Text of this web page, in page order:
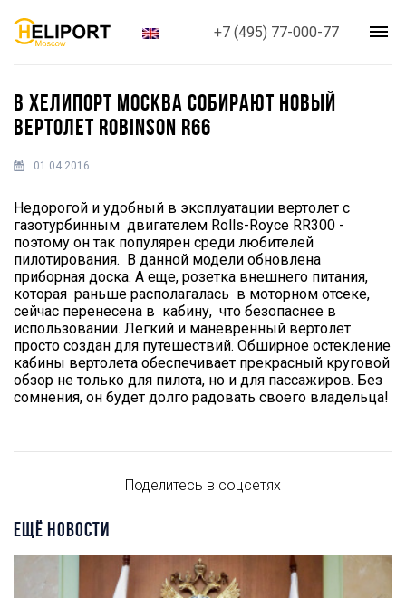
+7 (495) 77-000-77
В ХЕЛИПОРТ МОСКВА СОБИРАЮТ НОВЫЙ
ВЕРТОЛЕТ ROBINSON R66
01.04.2016
Недорогой и удобный в эксплуатации вертолет с
газотурбинным двигателем Rolls-Royce RR300 -
поэтому он так популярен среди любителей
пилотирования. В данной модели обновлена
приборная доска. А еще, розетка внешнего питания,
которая раньше располагалась в моторном отсеке,
сейчас перенесена в кабину, что безопаснее в
использовании. Легкий и маневренный вертолет
просто создан для путешествий. Обширное остекление
кабины вертолета обеспечивает прекрасный круговой
обзор не только для пилота, но и для пассажиров. Без
сомнения, он будет долго радовать своего владельца!
Поделитесь в соцсетях
ЕЩЁ НОВОСТИ